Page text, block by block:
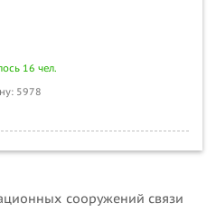
16 чел.
5978
сооружений связи